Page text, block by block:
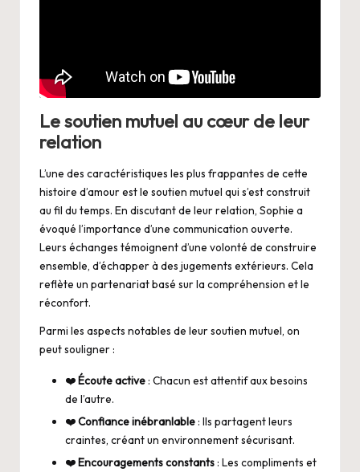
Le soutien mutuel au cœur de leur
relation
L’une des caractéristiques les plus frappantes de cette
histoire d’amour est le soutien mutuel qui s’est construit
au fil du temps. En discutant de leur relation, Sophie a
évoqué l’importance d’une communication ouverte.
Leurs échanges témoignent d’une volonté de construire
ensemble, d’échapper à des jugements extérieurs. Cela
reflète un partenariat basé sur la compréhension et le
réconfort.
Parmi les aspects notables de leur soutien mutuel, on
peut souligner :
❤️Écoute active: Chacun est attentif aux besoins
de l’autre.
❤️Confiance inébranlable: Ils partagent leurs
craintes, créant un environnement sécurisant.
❤️Encouragements constants: Les compliments et